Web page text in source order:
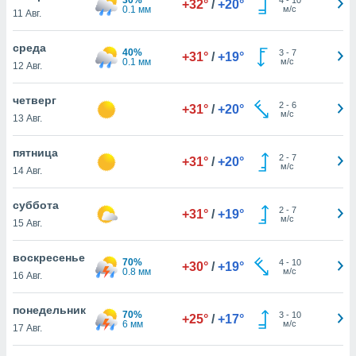
действия
рекламу
нашей
cookie
cookie
в
нашего
11 Авг.
0.1 мм
+32° / +20°
м/с
среда
12 Авг.
40%
0.1 мм
+31° / +19° 3- 7
м/с
четверг
13 Авг.
+31° / +20° 2- 6
м/с
пятница
14 Авг.
+31° / +20° 2- 7
м/с
суббота
15 Авг.
+31° / +19° 2- 7
м/с
воскресенье
16 Авг.
70%
0.8 мм
+30° / +19° 4- 10
м/с
понедельник
17 Авг.
70%
6 мм
+25° / +17° 3- 10
м/с